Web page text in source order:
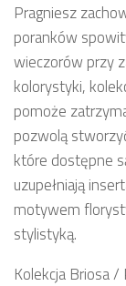
Pragniesz
poranków
wieczorów przy
kolorystyki,
pomoże
pozwolą
które dostępne
uzupełniają
motywem
stylistyką.
Kolekcja Briosa